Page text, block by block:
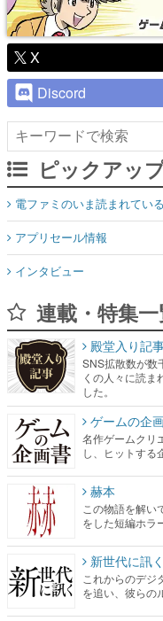
X
Discord
ピックアッ
電ファミのいま読まれてい
アプリセール情報
インタビュー
連載・特集
殿堂入り記
SNS拡散数が数
くの人々に読ま
した。
ゲームの企
名作ゲームクリ
し、ヒットする
赫本
この物語を解い
をした短編ホラ
新世代に訊く
これからのデジ
を追い、彼らの